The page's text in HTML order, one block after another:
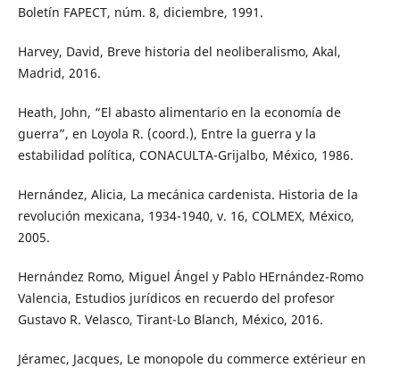
Boletín FAPECT, núm. 8, diciembre, 1991.
Harvey, David, Breve historia del neoliberalismo, Akal,
Madrid, 2016.
Heath, John, “El abasto alimentario en la economía de
guerra”, en Loyola R. (coord.), Entre la guerra y la
estabilidad política, CONACULTA-Grijalbo, México, 1986.
Hernández, Alicia, La mecánica cardenista. Historia de la
revolución mexicana, 1934-1940, v. 16, COLMEX, México,
2005.
Hernández Romo, Miguel Ángel y Pablo HErnández-Romo
Valencia, Estudios jurídicos en recuerdo del profesor
Gustavo R. Velasco, Tirant-Lo Blanch, México, 2016.
Jéramec, Jacques, Le monopole du commerce extérieur en